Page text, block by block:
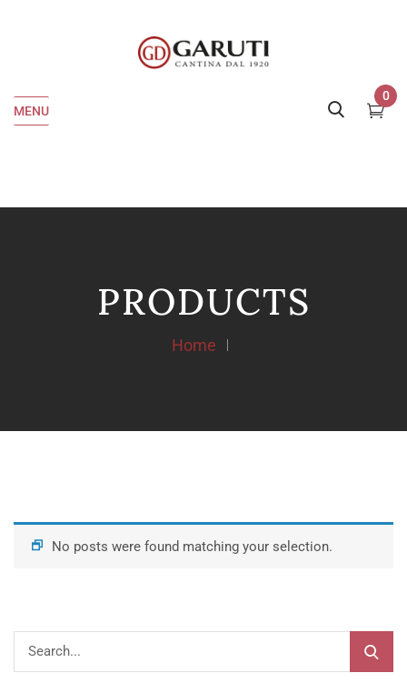
MENU
0
PRODUCTS
Home
No posts were found matching your selection.